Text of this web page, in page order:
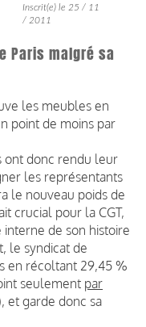
Inscrit(e) le 25 / 11
/ 2011
Paris malgré sa
les meubles en
point de moins par
ont donc rendu leur
les représentants
le nouveau poids de
crucial pour la CGT,
de son histoire
le syndicat de
en récoltant 29,45 %
seulement par
et garde donc sa